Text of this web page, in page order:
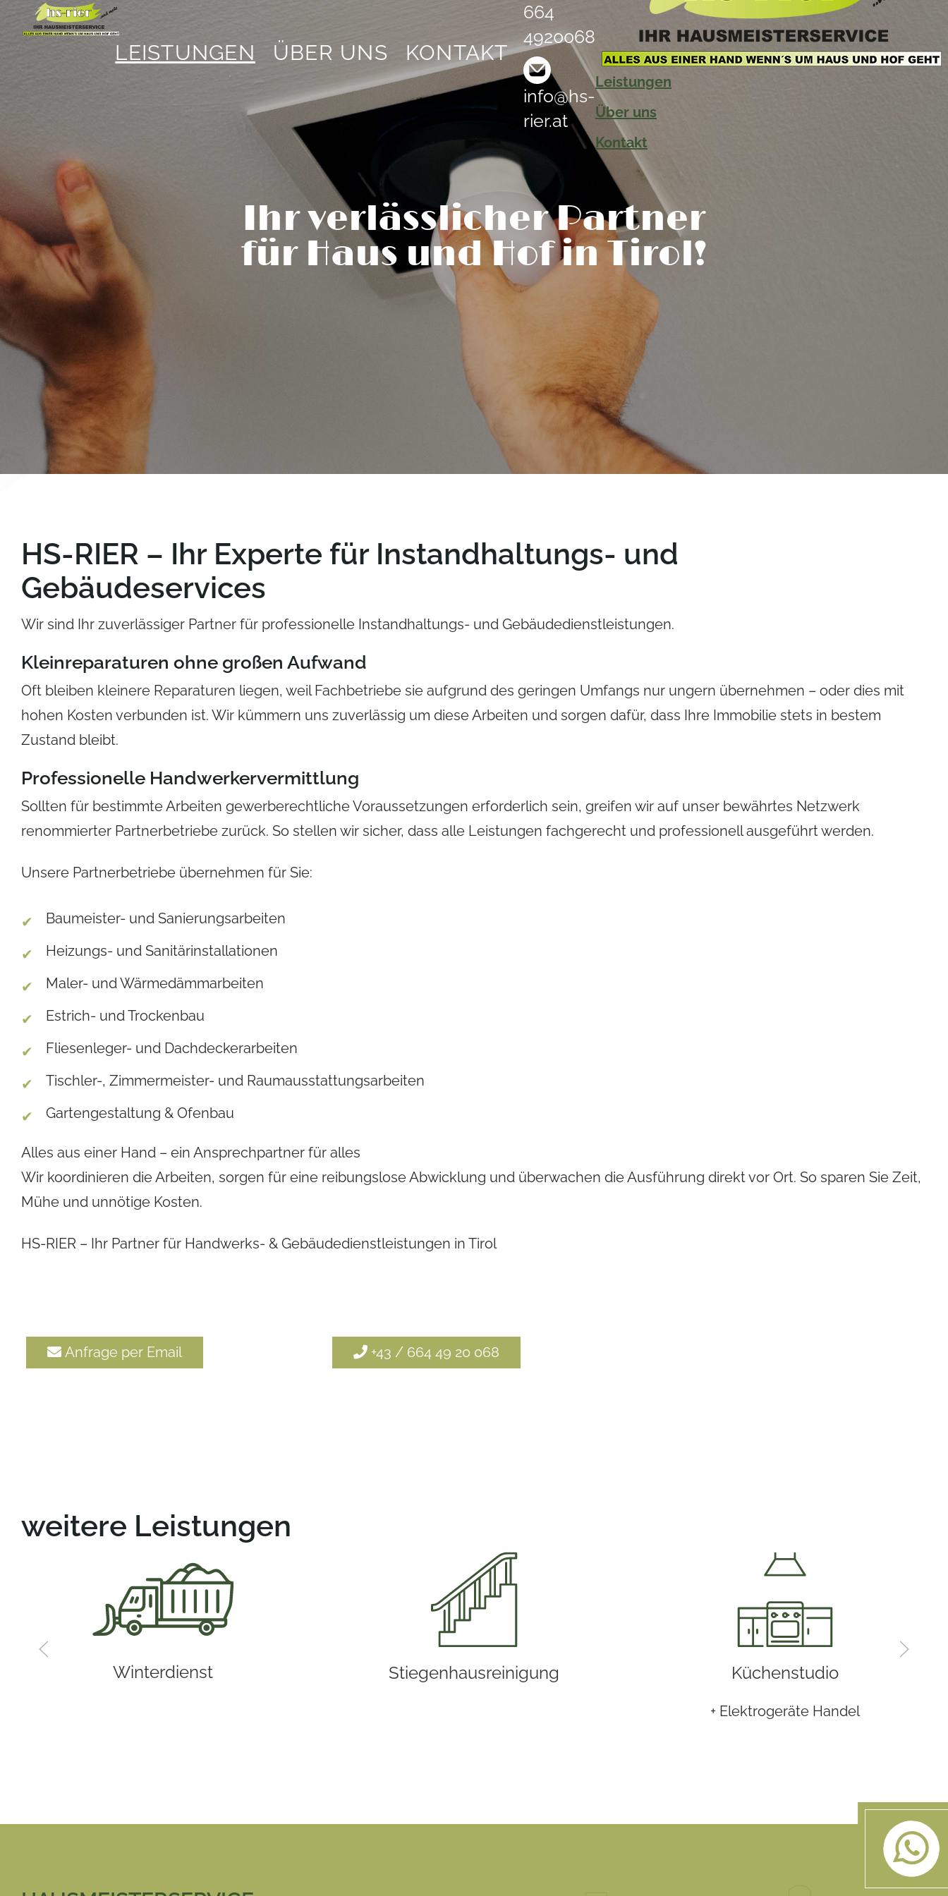
LEISTUNGEN ÜBER UNS KONTAKT
664
4920068
info@hs-
rier.at
Leistungen
Über uns
Kontakt
Ihr verlässlicher Partner
für Haus und Hof in Tirol!
HS-RIER – Ihr Experte für Instandhaltungs- und
Gebäudeservices
Wir sind Ihr zuverlässiger Partner für professionelle Instandhaltungs- und Gebäudedienstleistungen.
Kleinreparaturen ohne großen Aufwand
Oft bleiben kleinere Reparaturen liegen, weil Fachbetriebe sie aufgrund des geringen Umfangs nur ungern übernehmen – oder dies mit
hohen Kosten verbunden ist. Wir kümmern uns zuverlässig um diese Arbeiten und sorgen dafür, dass Ihre Immobilie stets in bestem
Zustand bleibt.
Professionelle Handwerkervermittlung
Sollten für bestimmte Arbeiten gewerberechtliche Voraussetzungen erforderlich sein, greifen wir auf unser bewährtes Netzwerk
renommierter Partnerbetriebe zurück. So stellen wir sicher, dass alle Leistungen fachgerecht und professionell ausgeführt werden.
Unsere Partnerbetriebe übernehmen für Sie:
Baumeister- und Sanierungsarbeiten
Heizungs- und Sanitärinstallationen
Maler- und Wärmedämmarbeiten
Estrich- und Trockenbau
Fliesenleger- und Dachdeckerarbeiten
Tischler-, Zimmermeister- und Raumausstattungsarbeiten
Gartengestaltung & Ofenbau
Alles aus einer Hand – ein Ansprechpartner für alles
Wir koordinieren die Arbeiten, sorgen für eine reibungslose Abwicklung und überwachen die Ausführung direkt vor Ort. So sparen Sie Zeit,
Mühe und unnötige Kosten.
HS-RIER – Ihr Partner für Handwerks- & Gebäudedienstleistungen in Tirol
Anfrage per Email +43 / 664 49 20 068
weitere Leistungen
Winterdienst Stiegenhausreinigung Küchenstudio
+ Elektrogeräte Handel